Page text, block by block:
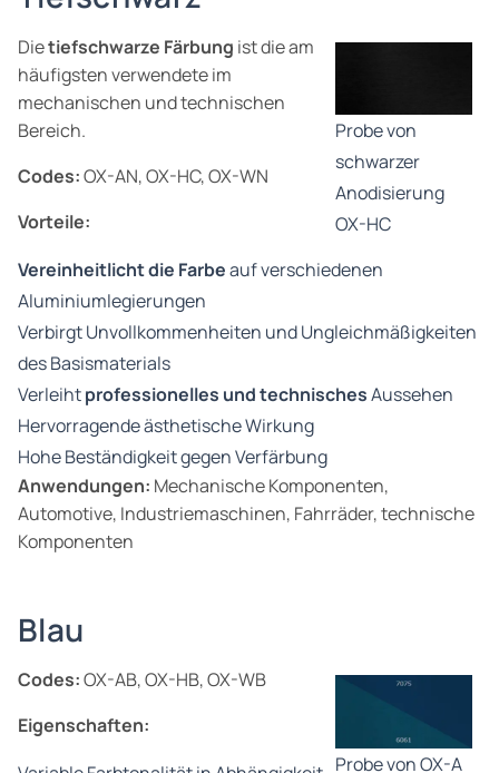
Probe von
schwarzer
Anodisierung
OX-HC
Dietiefschwarze Färbung ist die am
häufigsten verwendete im
mechanischen und technischen
Bereich.
Codes:OX-AN, OX-HC, OX-WN
Vorteile:
Vereinheitlicht die Farbeauf verschiedenen
Aluminiumlegierungen
Verbirgt Unvollkommenheiten und Ungleichmäßigkeiten
des Basismaterials
Verleihtprofessionelles und technischesAussehen
Hervorragende ästhetische Wirkung
Hohe Beständigkeit gegen Verfärbung
Anwendungen: Mechanische Komponenten,
Automotive, Industriemaschinen, Fahrräder, technische
Komponenten
Blau
Probe von OX-A
Codes:OX-AB, OX-HB, OX-WB
Eigenschaften: